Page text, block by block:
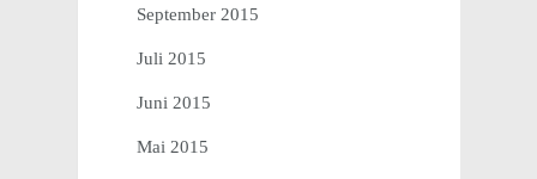
September 2015
Juli 2015
Juni 2015
Mai 2015